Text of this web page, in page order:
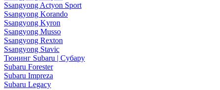
Ssangyong Actyon Sport
Ssangyong Korando
Ssangyong Kyron
Ssangyong Musso
Ssangyong Rexton
Ssangyong Stavic
Тюнинг Subaru | Субару
Subaru Forester
Subaru Impreza
Subaru Legacy